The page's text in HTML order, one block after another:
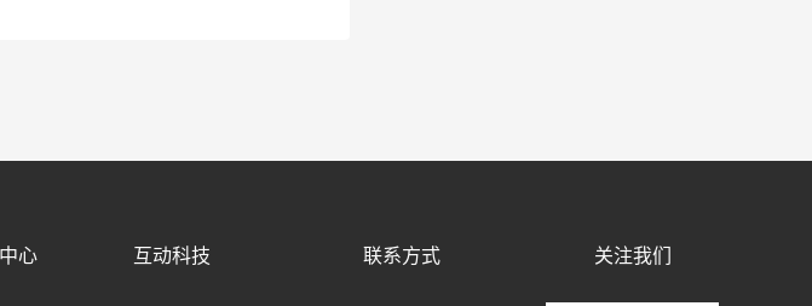
心 互动科技 联系方式 关注我们